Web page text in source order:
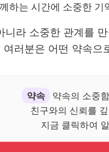
하는 시간에 소중한 기
라 소중한 관계를
여러분은 어떤 약속으
약속
약속의 소중
친구와의 신뢰를
지금 클릭하여